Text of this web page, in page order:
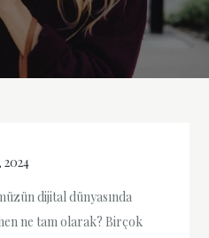
2024
dijital dünyasında
ne tam olarak? Birçok